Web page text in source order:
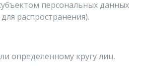
персональных данных
распространения).
определенному кругу лиц.